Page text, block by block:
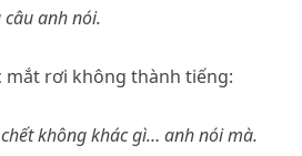
câu anh nói.
mắt rơi không thành tiếng:
không khác gì… anh nói mà.